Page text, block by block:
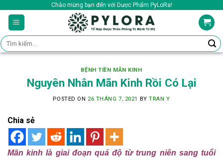
content
Chào mừng bạn đến với Dược Phẩm PyLoRa!
Tìm
kiếm:
BỆNH TIỀN MÃN KINH
Nguyên Nhân Mãn Kinh Rồi Có Lại
POSTED ON 26 THÁNG 7, 2021 BYTRAN Y
Chia sẻ
Mãn kinh là giai đoạn quá độ từ trung niên sang tuổi